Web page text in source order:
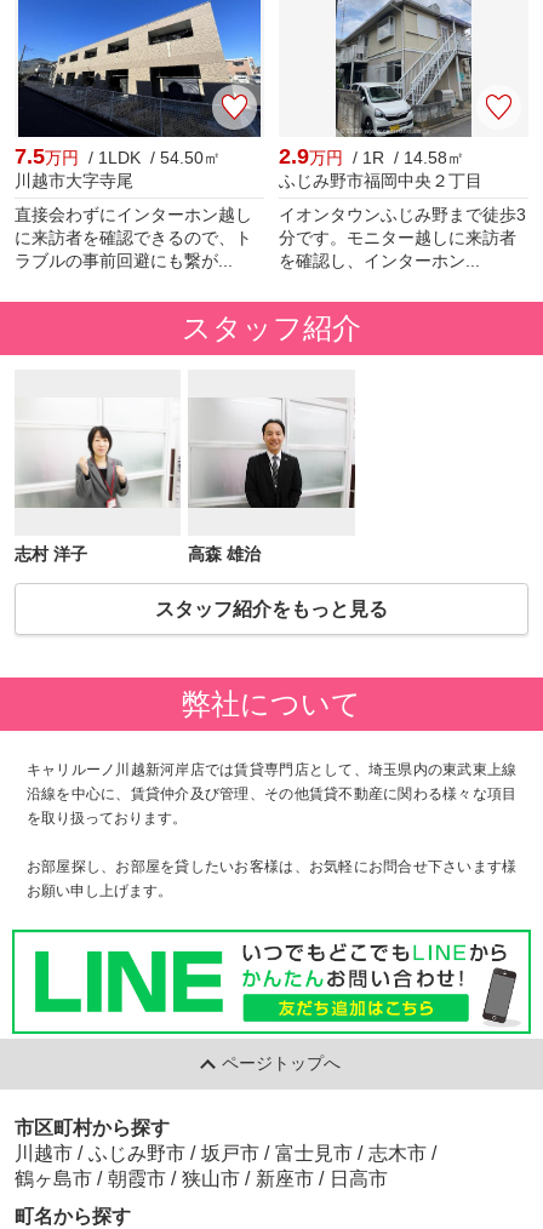
7.5万円
/ 1LDK / 54.50㎡
川越市大字寺尾
直接会わずにインターホン越し
に来訪者を確認できるので、ト
ラブルの事前回避にも繋が...
2.9万円
/ 1R / 14.58㎡
ふじみ野市福岡中央２丁目
イオンタウンふじみ野まで徒歩3
分です。モニター越しに来訪者
を確認し、インターホン...
スタッフ紹介
志村 洋子 高森 雄治
スタッフ紹介をもっと見る
弊社について
キャリルーノ川越新河岸店では賃貸専門店として、埼玉県内の東武東上線
沿線を中心に、賃貸仲介及び管理、その他賃貸不動産に関わる様々な項目
を取り扱っております。
お部屋探し、お部屋を貸したいお客様は、お気軽にお問合せ下さいます様
お願い申し上げます。
ページトップへ
市区町村から探す
川越市 / ふじみ野市 / 坂戸市 / 富士見市 / 志木市 /
鶴ヶ島市 / 朝霞市 / 狭山市 / 新座市 / 日高市
町名から探す